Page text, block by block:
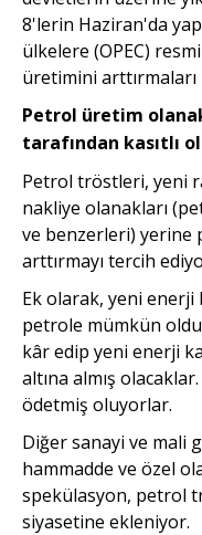
8'lerin Haziran'da
ülkelere (OPEC)
üretimini arttırmaları
Petrol üretim
tarafından kasıtlı
Petrol tröstleri, yeni
nakliye olanakları
ve benzerleri) yerine
arttırmayı tercih
Ek olarak, yeni enerji
petrole mümkün
kâr edip yeni enerji
altına almış
ödetmiş oluyorlar.
Diğer sanayi ve mali
hammadde ve özel
spekülasyon, petrol
siyasetine ekleniyor.